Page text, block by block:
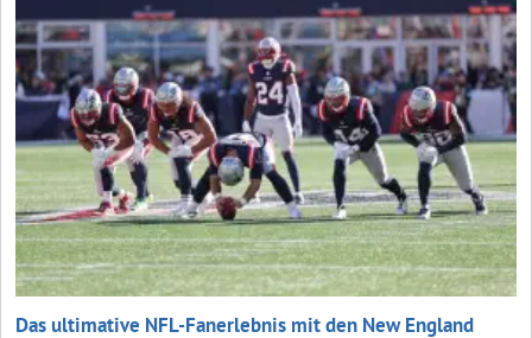
Das ultimative NFL-Fanerlebnis mit den New England